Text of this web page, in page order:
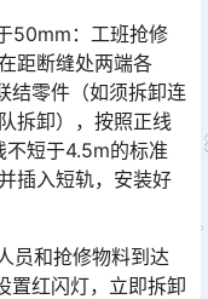
50mm：工班抢修
距断缝处两端各
结零件（如须拆卸连
拆卸），按照正线
短于4.5m的标准
插入短轨，安装好
员和抢修物料到达
置红闪灯，立即拆卸